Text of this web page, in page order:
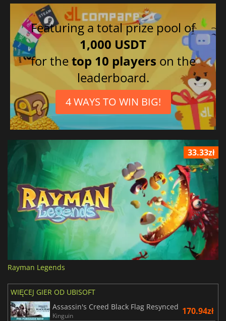
Featuring a total prize pool of
1,000 USDT
for thetop 10 players on the
leaderboard.
4 WAYS TO WIN BIG!
33.33zł
Rayman Legends
WIĘCEJ GIER OD UBISOFT
Assassin's Creed Black Flag Resynced
Kinguin 170.94zł